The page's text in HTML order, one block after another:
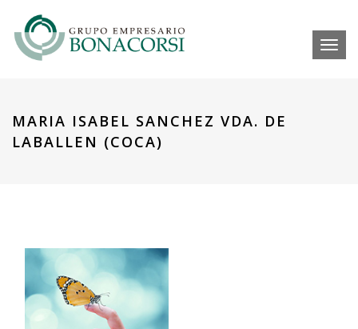
MARIA ISABEL SANCHEZ VDA. DE
LABALLEN (COCA)